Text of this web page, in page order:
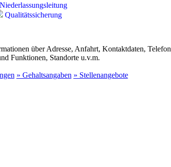
Niederlassungsleitung
Qualitätssicherung
über Adresse, Anfahrt, Kontaktdaten,
Funktionen, Standorte u.v.m.
» Gehaltsangaben » Stellenangebote